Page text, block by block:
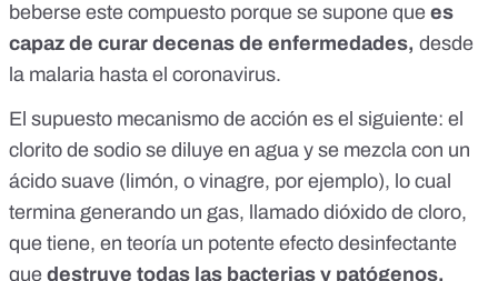
beberse este compuesto porque se supone que es
capaz de curar decenas de enfermedades, desde
la malaria hasta el coronavirus.
El supuesto mecanismo de acción es el siguiente: el
clorito de sodio se diluye en agua y se mezcla con un
ácido suave (limón, o vinagre, por ejemplo), lo cual
termina generando un gas, llamado dióxido de cloro,
que tiene, en teoría un potente efecto desinfectante
que destruye todas las bacterias y patógenos,